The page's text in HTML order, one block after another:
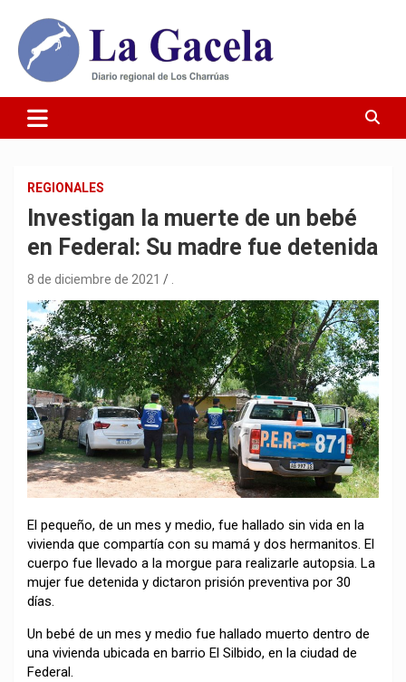
contenido
Diario La Gacela
REGIONALES
Investigan la muerte de un bebé
en Federal: Su madre fue detenida
8 de diciembre de 2021
El pequeño, de un mes y medio, fue hallado sin vida en la
vivienda que compartía con su mamá y dos hermanitos. El
cuerpo fue llevado a la morgue para realizarle autopsia. La
mujer fue detenida y dictaron prisión preventiva por 30
días.
Un bebé de un mes y medio fue hallado muerto dentro de
una vivienda ubicada en barrio El Silbido, en la ciudad de
Federal.